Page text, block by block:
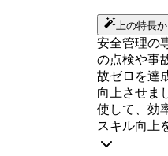
上の特長
安全管理の
の点検や事
故ゼロを達
向上させま
使して、効
スキル向上